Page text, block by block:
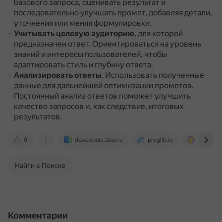
базового запроса, оценивать результат и
последовательно улучшать промпт, добавляя детали,
уточнения или меняя формулировки.
Учитывать целевую аудиторию, для которой
предназначен ответ. Ориентироваться на уровень
знаний и интересы пользователей, чтобы
адаптировать стиль и глубину ответа.
Анализировать ответы. Использовать полученные
данные для дальнейшей оптимизации промптов.
Постоянный анализ ответов поможет улучшить
качество запросов и, как следствие, итоговых
результатов.
0 developers.sber.ru proglib.io
Найти в Поиске
Комментарии